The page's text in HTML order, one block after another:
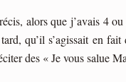
alors que j’avais 4
qu’il s’agissait en
des « Je vous salue